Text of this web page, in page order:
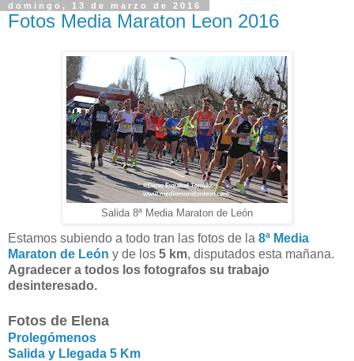
domingo, 13 de marzo de 2016
Fotos Media Maraton Leon 2016
Salida 8ª Media Maraton de León
Estamos subiendo a todo tran las fotos de la 8ª Media
Maraton de León y de los 5 km, disputados esta mañana.
Agradecer a todos los fotografos su trabajo
desinteresado.
Fotos de Elena
Prolegómenos
Salida y Llegada 5 Km